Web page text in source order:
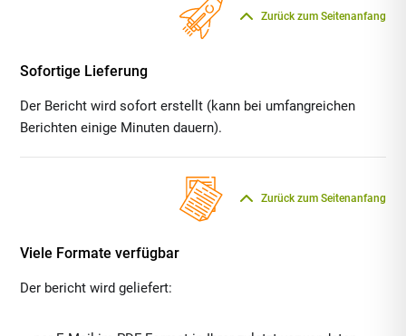
Sofortige Lieferung
Zurück zum Seitenanfang
Der Bericht wird sofort erstellt (kann bei umfangreichen
Berichten einige Minuten dauern).
Viele Formate verfügbar
Zurück zum Seitenanfang
Der bericht wird geliefert: